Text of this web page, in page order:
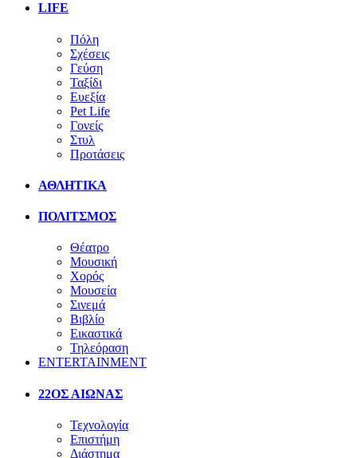
LIFE
Πόλη
Σχέσεις
Γεύση
Ταξίδι
Ευεξία
Pet Life
Γονείς
Στυλ
Προτάσεις
ΑΘΛΗΤΙΚΑ
ΠΟΛΙΤΣΜΟΣ
Θέατρο
Μουσική
Χορός
Μουσεία
Σινεμά
Βιβλίο
Εικαστικά
Τηλεόραση
ENTERTAINMENT
22ΟΣ ΑΙΩΝΑΣ
Τεχνολογία
Επιστήμη
Διάστημα